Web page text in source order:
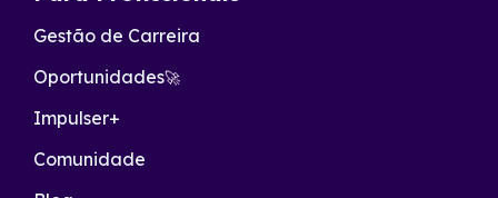
Gestão de Carreira
Oportunidades🚀
Impulser+
Comunidade